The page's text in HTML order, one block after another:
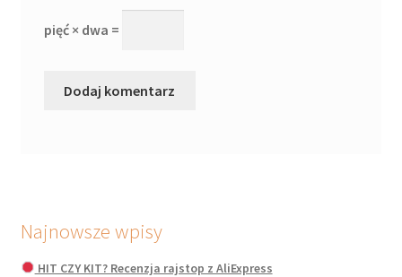
pięć × dwa =
Najnowsze wpisy
HIT CZY KIT? Recenzja rajstop z AliExpress